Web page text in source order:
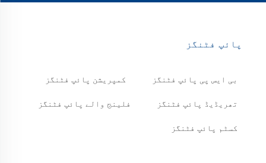
پائپ فٹنگز
بی ایس پی پائپ فٹنگز کمپریشن پائپ فٹنگز
تھریڈیڈ پائپ فٹنگز فلینج والے پائپ فٹنگز
کسٹم پائپ فٹنگز